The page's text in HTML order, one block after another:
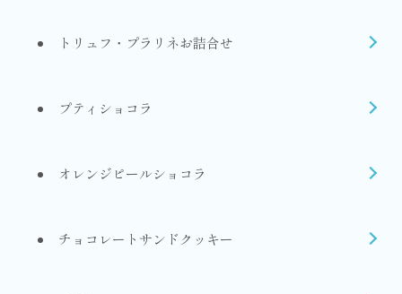
トリュフ・プラリネお詰合せ
プティショコラ
オレンジピールショコラ
チョコレートサンドクッキー